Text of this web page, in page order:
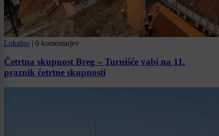
Lokalno | 0 komentarjev
Četrtna skupnost Breg – Turnišče vabi na 11.
praznik četrtne skupnosti